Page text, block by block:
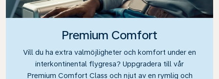
Premium Comfort
Vill du ha extra valmöjligheter och komfort under en
interkontinental flygresa? Uppgradera till vår
Premium Comfort Class och njut av en rymlig och